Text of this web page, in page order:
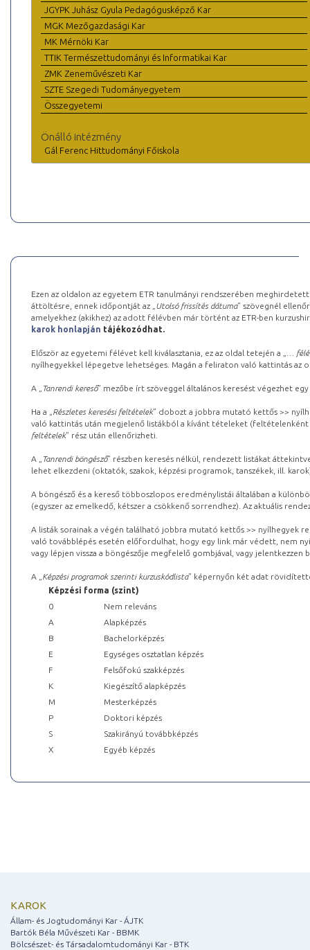
JGYPK Juhász Gyula Pedagógusképző Kar
MGK Mezőgazdasági Kar
MK Mérnöki Kar
TTIK Természettudományi és Informatikai Kar
ZMK Zeneművészeti Kar
SZTE Szegedi Tudományegyetem
Összegyetemi
Önálló intézmény
Gál Ferenc Hittudományi Főiskola
Ezen az oldalon az egyetem ETR tanulmányi rendszerében
áttöltésre, ennek időpontját az „ Utolsó frissítés dátuma” szövegnél
amelyekhez (akikhez) az adott félévben már történt az ETR-ben
karok honlapján tájékozódhat.
Először az egyetemi félévet kell kiválasztania, ez az oldal tetején a „
…
nyílhegyekkel lépegetve lehetséges. Magán a feliraton való kattintás az
A „ Tanrendi kereső” mezőbe írt szöveggel általános keresést végezhet
Ha a „ Részletes keresési feltételek” dobozt a jobbra mutató kettős >>
való kattintás után megjelenő listákból a kívánt tételeket (feltételenként
feltételek” rész után ellenőrizheti.
A „ Tanrendi böngésző” részben keresés nélkül, rendezett listákat
lehet elkezdeni (oktatók, szakok, képzési programok, tanszékek, ill.
A böngésző és a kereső többoszlopos eredménylistái általában a
(egyszer az emelkedő, kétszer a csökkenő sorrendhez). Az aktuális
A listák sorainak a végén található jobbra mutató kettős >> nyílhegyek
való továbblépés esetén előfordulhat, hogy egy link már védett, nem
vagy lépjen vissza a böngészője megfelelő gombjával, vagy
A „ Képzési programok szerinti kurzuskódlista” képernyőn két adat
Képzési forma (szint)
0
Nem releváns
A
Alapképzés
B
Bachelorképzés
E
Egységes osztatlan képzés
F
Felsőfokú szakképzés
K
Kiegészítő alapképzés
M
Mesterképzés
P
Doktori képzés
S
Szakirányú továbbképzés
X
Egyéb képzés
KAROK
Állam- és Jogtudományi Kar - ÁJTK
Bartók Béla Művészeti Kar - BBMK
Bölcsészet- és Társadalomtudományi Kar - BTK